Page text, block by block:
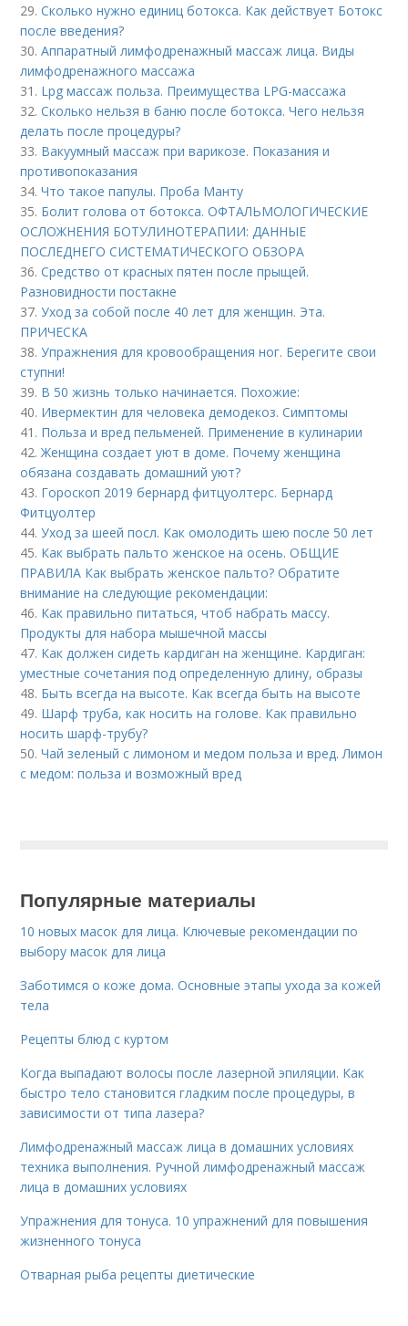
29.Сколько нужно единиц ботокса. Как действует Ботокс
после введения?
30.Аппаратный лимфодренажный массаж лица. Виды
лимфодренажного массажа
31. Lpg массаж польза. Преимущества LPG-массажа
32.Сколько нельзя в баню после ботокса. Чего нельзя
делать после процедуры?
33. Вакуумный массаж при варикозе. Показания и
противопоказания
34.Что такое папулы. Проба Манту
35. Болит голова от ботокса. ОФТАЛЬМОЛОГИЧЕСКИЕ
ОСЛОЖНЕНИЯ БОТУЛИНОТЕРАПИИ: ДАННЫЕ
ПОСЛЕДНЕГО СИСТЕМАТИЧЕСКОГО ОБЗОРА
36.Средство от красных пятен после прыщей.
Разновидности постакне
37.Уход за собой после 40 лет для женщин. Эта.
ПРИЧЕСКА
38.Упражнения для кровообращения ног. Берегите свои
ступни!
39. В 50 жизнь только начинается. Похожие:
40. Ивермектин для человека демодекоз. Симптомы
41. Польза и вред пельменей. Применение в кулинарии
42.Женщина создает уют в доме. Почему женщина
обязана создавать домашний уют?
43. Гороскоп 2019 бернард фитцуолтерс. Бернард
Фитцуолтер
44.Уход за шеей посл. Как омолодить шею после 50 лет
45. Как выбрать пальто женское на осень. ОБЩИЕ
ПРАВИЛА Как выбрать женское пальто? Обратите
внимание на следующие рекомендации:
46. Как правильно питаться, чтоб набрать массу.
Продукты для набора мышечной массы
47. Как должен сидеть кардиган на женщине. Кардиган:
уместные сочетания под определенную длину, образы
48. Быть всегда на высоте. Как всегда быть на высоте
49. Шарф труба, как носить на голове. Как правильно
носить шарф-трубу?
50.Чай зеленый с лимоном и медом польза и вред. Лимон
с медом: польза и возможный вред
Популярные материалы
10 новых масок для лица. Ключевые рекомендации по
выбору масок для лица
Заботимся о коже дома. Основные этапы ухода за кожей
тела
Рецепты блюд с куртом
Когда выпадают волосы после лазерной эпиляции. Как
быстро тело становится гладким после процедуры, в
зависимости от типа лазера?
Лимфодренажный массаж лица в домашних условиях
техника выполнения. Ручной лимфодренажный массаж
лица в домашних условиях
Упражнения для тонуса. 10 упражнений для повышения
жизненного тонуса
Отварная рыба рецепты диетические